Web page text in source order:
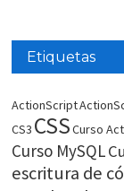
Etiquetas
ActionScript
CS3 CSSCurso
Curso MySQL
escritura de